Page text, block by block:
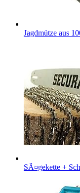
Jagdmütze aus
SÃ¤gekette +